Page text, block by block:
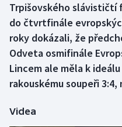
Curling
Dostihy
Florbal
Futsal
Trpišovského
do čtvrtfinále
roky dokázali, že
Odveta osmifinále
Lincem ale měla k
rakouskému soupeři
Videa